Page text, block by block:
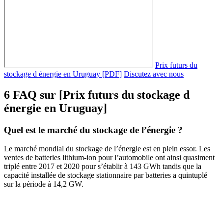
Prix ​​futurs du
stockage d énergie en Uruguay [PDF] Discutez avec nous
6 FAQ sur [Prix ​​futurs du stockage d
énergie en Uruguay]
Quel est le marché du stockage de l’énergie ?
Le marché mondial du stockage de l’énergie est en plein essor. Les
ventes de batteries lithium-ion pour l’automobile ont ainsi quasiment
triplé entre 2017 et 2020 pour s’établir à 143 GWh tandis que la
capacité installée de stockage stationnaire par batteries a quintuplé
sur la période à 14,2 GW.